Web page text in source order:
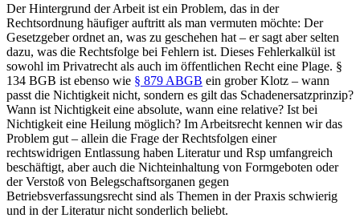
Der Hintergrund der Arbeit ist ein Problem, das in der
Rechtsordnung häufiger auftritt als man vermuten möchte: Der
Gesetzgeber ordnet an, was zu geschehen hat – er sagt aber selten
dazu, was die Rechtsfolge bei Fehlern ist. Dieses Fehlerkalkül ist
sowohl im Privatrecht als auch im öffentlichen Recht eine Plage. §
134 BGB ist ebenso wie § 879 ABGB ein grober Klotz – wann
passt die Nichtigkeit nicht, sondern es gilt das Schadenersatzprinzip?
Wann ist Nichtigkeit eine absolute, wann eine relative? Ist bei
Nichtigkeit eine Heilung möglich? Im Arbeitsrecht kennen wir das
Problem gut – allein die Frage der Rechtsfolgen einer
rechtswidrigen Entlassung haben Literatur und Rsp umfangreich
beschäftigt, aber auch die Nichteinhaltung von Formgeboten oder
der Verstoß von Belegschaftsorganen gegen
Betriebsverfassungsrecht sind als Themen in der Praxis schwierig
und in der Literatur nicht sonderlich beliebt.